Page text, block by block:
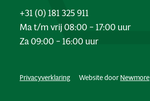
+31 (0) 181 325 911
Ma t/m vrij 08:00 – 17:00 uur
Za 09:00 – 16:00 uur
Privacyverklaring Website door Newmore